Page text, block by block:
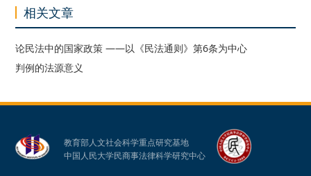
相关文章
论民法中的国家政策 ——以《民法通则》第6条为中心
判例的法源意义
教育部人文社会科学重点研究基地
中国人民大学民商事法律科学研究中心